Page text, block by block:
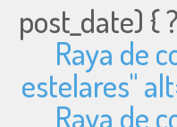
post_date) {
Raya de
estelares"
Raya de